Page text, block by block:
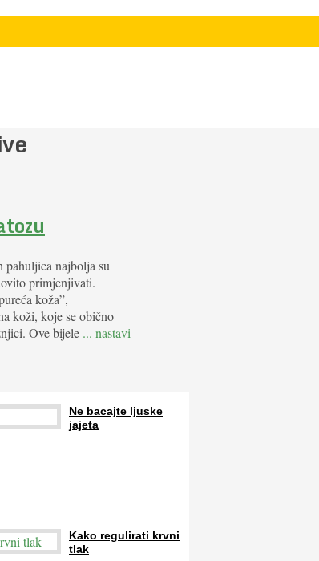
pahuljica najbolja su
primjenjivati.
koža”,
koži, koje se obično
Ove bijele ... nastavi
Ne bacajte ljuske
jajeta
Kako regulirati krvni
tlak